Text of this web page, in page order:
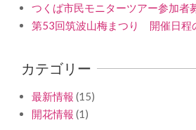
つくば市民モニターツアー参加者
第53回筑波山梅まつり 開催日程
カテゴリー
最新情報 (15)
開花情報 (1)